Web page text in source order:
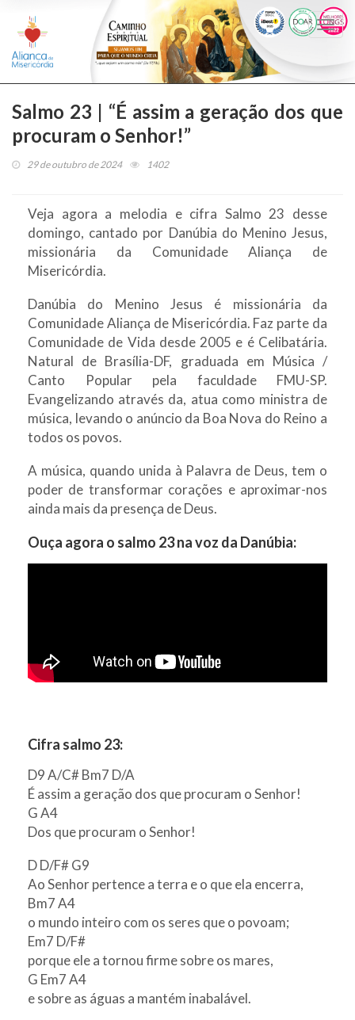
Salmo 23 | “É assim a geração dos que
procuram o Senhor!”
29 de outubro de 2024 1402
Veja agora a melodia e cifra Salmo 23 desse
domingo, cantado por Danúbia do Menino Jesus,
missionária da Comunidade Aliança de
Misericórdia.
Danúbia do Menino Jesus é missionária da
Comunidade Aliança de Misericórdia. Faz parte da
Comunidade de Vida desde 2005 e é Celibatária.
Natural de Brasília-DF, graduada em Música /
Canto Popular pela faculdade FMU-SP.
Evangelizando através da, atua como ministra de
música, levando o anúncio da Boa Nova do Reino a
todos os povos.
A música, quando unida à Palavra de Deus, tem o
poder de transformar corações e aproximar-nos
ainda mais da presença de Deus.
Ouça agora o salmo 23 na voz da Danúbia:
Cifra salmo 23:
D9 A/C# Bm7 D/A
É assim a geração dos que procuram o Senhor!
G A4
Dos que procuram o Senhor!
D D/F# G9
Ao Senhor pertence a terra e o que ela encerra,
Bm7 A4
o mundo inteiro com os seres que o povoam;
Em7 D/F#
porque ele a tornou firme sobre os mares,
G Em7 A4
e sobre as águas a mantém inabalável.